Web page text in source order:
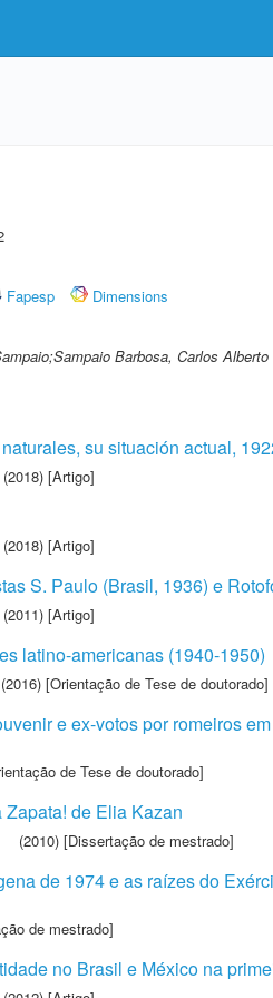
Fapesp
Dimensions
Barbosa, Carlos Alberto
su situación actual,
(2018) [Artigo]
(2018) [Artigo]
S. Paulo (Brasil, 1936) e
(2011) [Artigo]
latino-americanas (1940-1950)
(2016) [Orientação de Tese de doutorado]
e ex-votos por romeiros
de Tese de doutorado]
de Elia Kazan
(2010) [Dissertação de mestrado]
de 1974 e as raízes do
de mestrado]
no Brasil e México na